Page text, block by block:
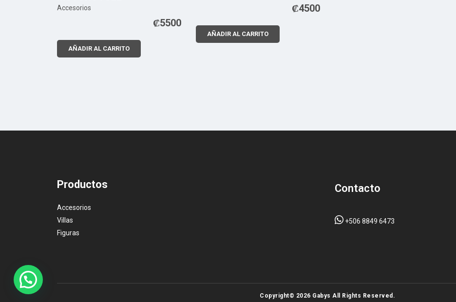
Accesorios
₡5500
AÑADIR AL CARRITO
₡4500
AÑADIR AL CARRITO
Productos
Accesorios
Villas
Figuras
Contacto
+506 8849 6473
Copyright© 2026 Gabys All Rights Reserved.